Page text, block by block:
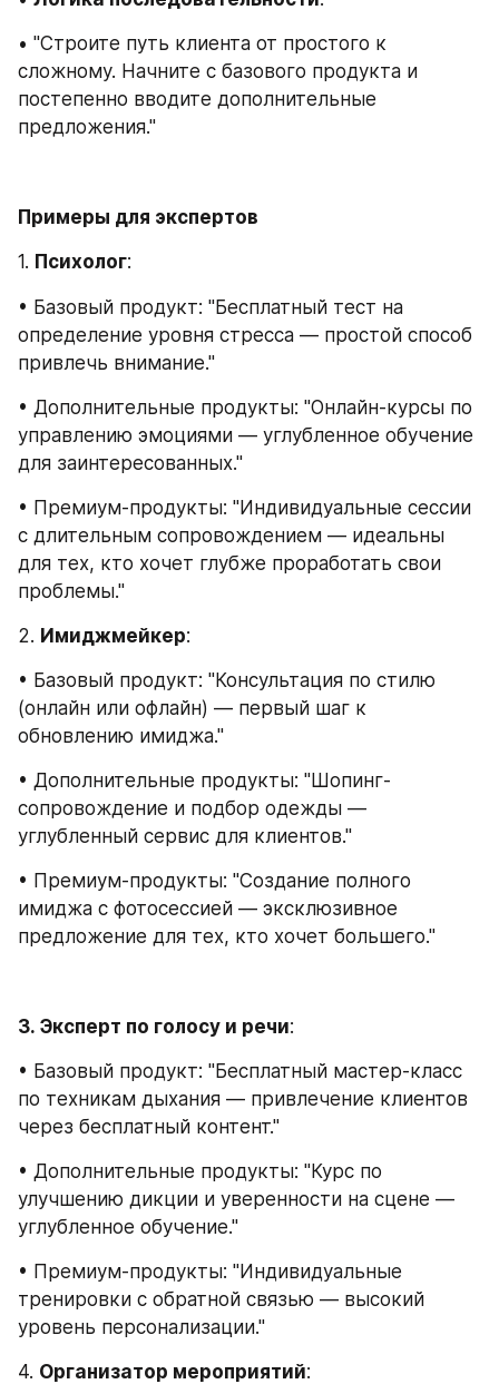
• "Строите путь клиента от простого к
сложному. Начните с базового продукта и
постепенно вводите дополнительные
предложения."
Примеры для экспертов
1. Психолог:
• Базовый продукт: "Бесплатный тест на
определение уровня стресса — простой способ
привлечь внимание."
• Дополнительные продукты: "Онлайн-курсы по
управлению эмоциями — углубленное обучение
для заинтересованных."
• Премиум-продукты: "Индивидуальные сессии
с длительным сопровождением — идеальны
для тех, кто хочет глубже проработать свои
проблемы."
2. Имиджмейкер:
• Базовый продукт: "Консультация по стилю
(онлайн или офлайн) — первый шаг к
обновлению имиджа."
• Дополнительные продукты: "Шопинг-
сопровождение и подбор одежды —
углубленный сервис для клиентов."
• Премиум-продукты: "Создание полного
имиджа с фотосессией — эксклюзивное
предложение для тех, кто хочет большего."
3. Эксперт по голосу и речи:
• Базовый продукт: "Бесплатный мастер-класс
по техникам дыхания — привлечение клиентов
через бесплатный контент."
• Дополнительные продукты: "Курс по
улучшению дикции и уверенности на сцене —
углубленное обучение."
• Премиум-продукты: "Индивидуальные
тренировки с обратной связью — высокий
уровень персонализации."
4. Организатор мероприятий: